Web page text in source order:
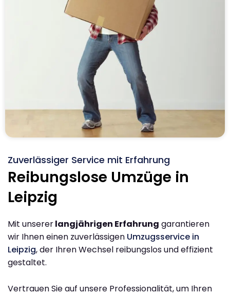
Zuverlässiger Service mit Erfahrung
Reibungslose Umzüge in
Leipzig
Mit unsererlangjährigen Erfahrung garantieren
wir Ihnen einen zuverlässigen Umzugsservice in
Leipzig, der Ihren Wechsel reibungslos und effizient
gestaltet.
Vertrauen Sie auf unsere Professionalität, um Ihren